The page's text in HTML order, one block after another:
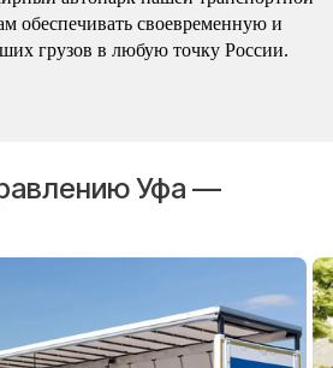
обеспечивать своевременную и
грузов в любую точку России.
Уфа —